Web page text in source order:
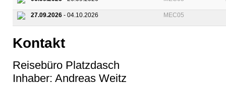
27.09.2026 - 04.10.2026 MEC05
Kontakt
Reisebüro Platzdasch
Inhaber: Andreas Weitz